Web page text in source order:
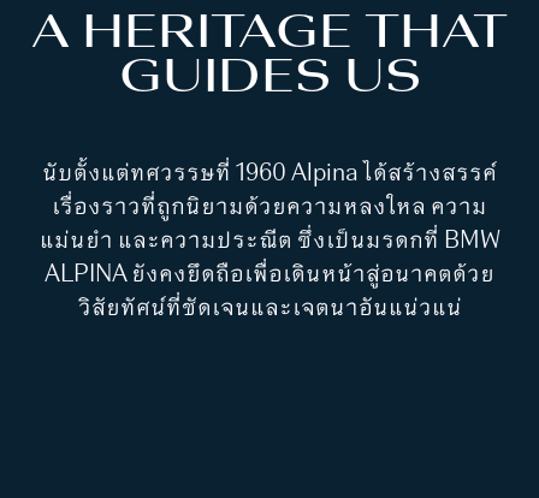
A HERITAGE THAT
GUIDES US
นับตั้งแต่ทศวรรษที่ 1960 Alpina ได้สร้างสรรค์
เรื่องราวที่ถูกนิยามด้วยความหลงใหล ความ
แม่นยำ และความประณีต ซึ่งเป็นมรดกที่ BMW
ALPINA ยังคงยึดถือเพื่อเดินหน้าสู่อนาคตด้วย
วิสัยทัศน์ที่ชัดเจนและเจตนาอันแน่วแน่